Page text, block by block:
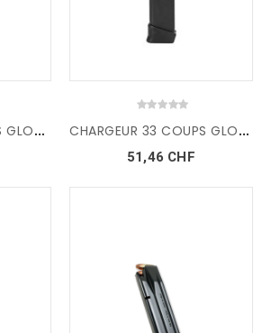
C
HARGEUR 17 COUPS GLOCK 17 C
HARGEUR 33 COUPS GLOCK...
51,46 CHF